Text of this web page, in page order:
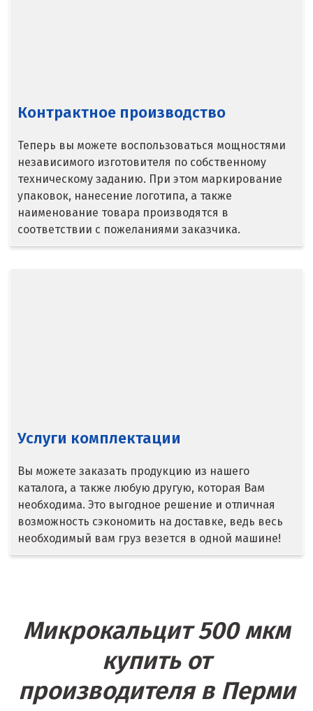
Смоленск
Снежинск
Сочи
Среднеуральск
Тверь
Тобольск
Тольятти
Тула
У
Контрактное производство
Теперь вы можете воспользоваться мощностями
независимого изготовителя по собственному
техническому заданию. При этом маркирование
упаковок, нанесение логотипа, а также
наименование товара производятся в
соответствии с пожеланиями заказчика.
Услуги комплектации
Вы можете заказать продукцию из нашего
каталога, а также любую другую, которая Вам
необходима. Это выгодное решение и отличная
возможность сэкономить на доставке, ведь весь
необходимый вам груз везется в одной машине!
Микрокальцит 500 мкм
купить от
производителя в Перми